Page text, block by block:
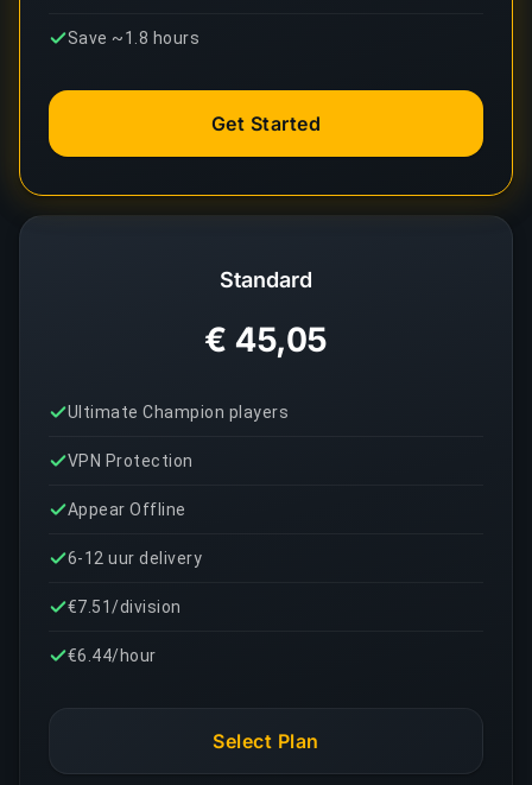
Standard
€ 45,05
Ultimate Champion players
VPN Protection
Appear Offline
6-12 uur delivery
€7.51/division
€6.44/hour
Select Plan
Save ~1.8 hours
Get Started